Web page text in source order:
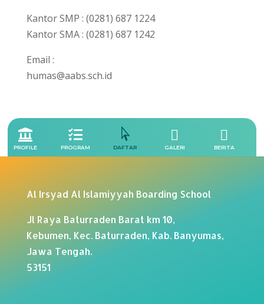
Kantor SMP : (0281) 687 1224
Kantor SMA : (0281) 687 1242
Email :
humas@aabs.sch.id

PROFILE

PROGRAM

DAFTAR

GALERI

BERITA
Al Irsyad Al Islamiyyah Boarding School
Jl Raya Baturraden Barat km 10,
Kebumen, Kec. Baturraden, Kab. Banyumas,
Jawa Tengah.
53151